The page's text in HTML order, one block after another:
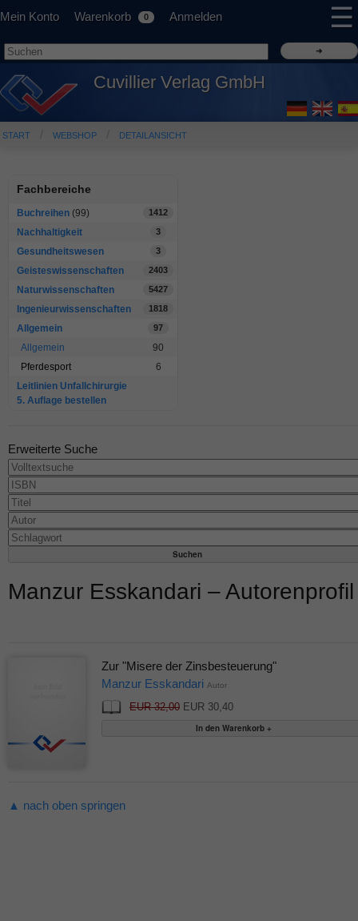
Mein Konto Warenkorb 0 Anmelden ☰
Cuvillier Verlag GmbH
START WEBSHOP DETAILANSICHT
Fachbereiche
Buchreihen (99) 1412
Nachhaltigkeit 3
Gesundheitswesen 3
Geisteswissenschaften 2403
Naturwissenschaften 5427
Ingenieurwissenschaften 1818
Allgemein 97
Allgemein
90
Pferdesport
6
Leitlinien Unfallchirurgie
5. Auflage bestellen
Erweiterte Suche
Manzur Esskandari – Autorenprofil
Zur "Misere der Zinsbesteuerung"
Manzur Esskandari Autor
EUR 32,00EUR 30,40
▲ nach oben springen